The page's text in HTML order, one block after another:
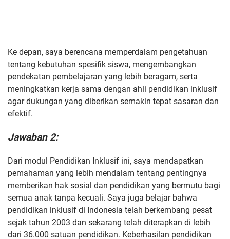
Ke depan, saya berencana memperdalam pengetahuan
tentang kebutuhan spesifik siswa, mengembangkan
pendekatan pembelajaran yang lebih beragam, serta
meningkatkan kerja sama dengan ahli pendidikan inklusif
agar dukungan yang diberikan semakin tepat sasaran dan
efektif.
Jawaban 2:
Dari modul Pendidikan Inklusif ini, saya mendapatkan
pemahaman yang lebih mendalam tentang pentingnya
memberikan hak sosial dan pendidikan yang bermutu bagi
semua anak tanpa kecuali. Saya juga belajar bahwa
pendidikan inklusif di Indonesia telah berkembang pesat
sejak tahun 2003 dan sekarang telah diterapkan di lebih
dari 36.000 satuan pendidikan. Keberhasilan pendidikan